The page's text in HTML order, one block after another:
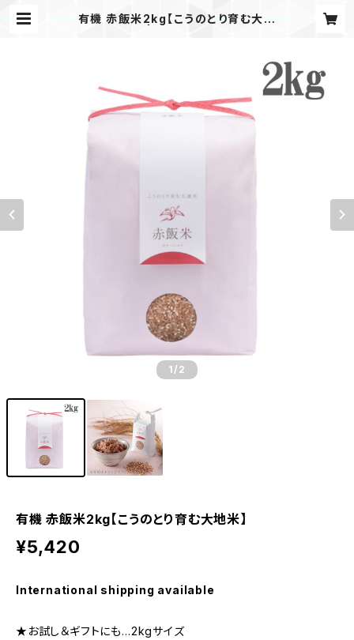
有機 赤飯米2kg【こうのとり育む大地
1 /2
有機 赤飯米2kg【こうのとり育む大地米】
¥5,420
International shipping available
★お試し＆ギフトにも…2kgサイズ